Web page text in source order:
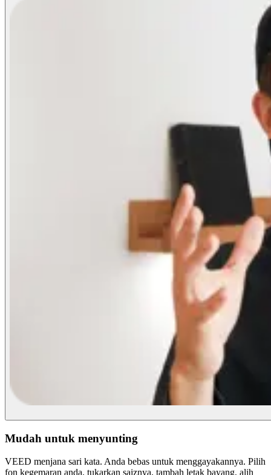
Mudah untuk menyunting
VEED menjana sari kata. Anda bebas untuk menggayakannya. Pilih
fon kegemaran anda, tukarkan saiznya, tambah letak bayang, alih